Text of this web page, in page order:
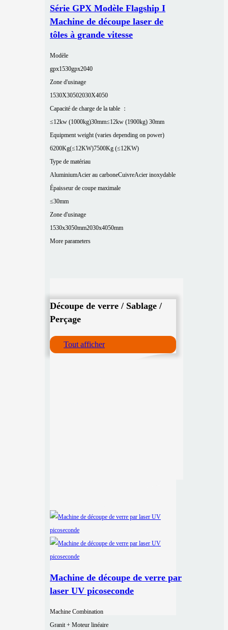
Série GPX Modèle Flagship I
Machine de découpe laser de
tôles à grande vitesse
Modèle
gpx1530gpx2040
Zone d'usinage
1530X30502030X4050
Capacité de charge de la table ：
≤12kw (1000kg)30mm≤12kw (1900kg) 30mm
Equipment weight (varies depending on power)
6200Kg(≤12KW)7500Kg (≤12KW)
Type de matériau
AluminiumAcier au carboneCuivreAcier inoxydable
Épaisseur de coupe maximale
≤30mm
Zone d'usinage
1530x3050mm2030x4050mm
More parameters
Découpe de verre / Sablage /
Perçage
Tout afficher
Machine de découpe de verre par
laser UV picoseconde
Machine Combination
Granit + Moteur linéaire